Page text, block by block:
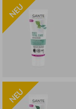
NEU
NEU